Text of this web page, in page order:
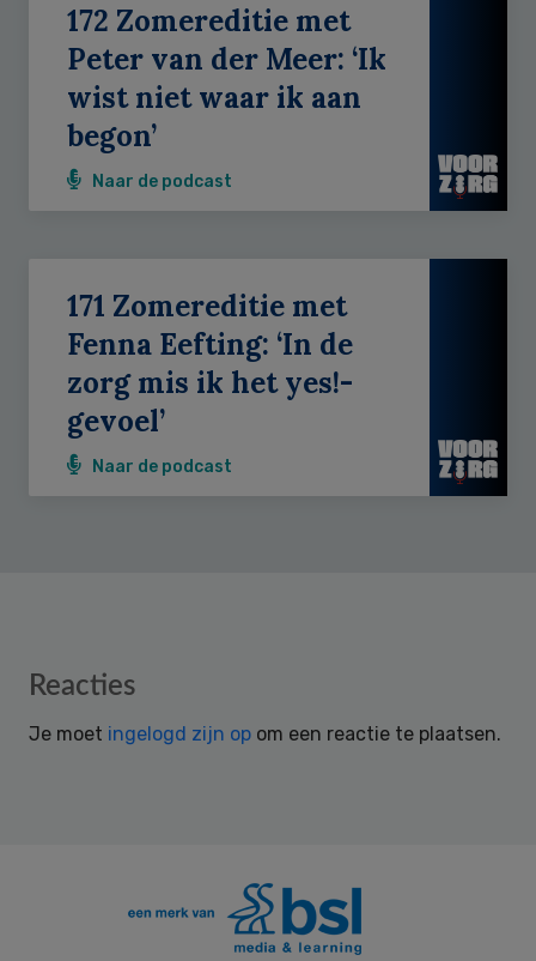
172 Zomereditie met
Peter van der Meer: ‘Ik
wist niet waar ik aan
begon’
Naar de podcast
171 Zomereditie met
Fenna Eefting: ‘In de
zorg mis ik het yes!-
gevoel’
Naar de podcast
Reader
Reacties
Je moet ingelogd zijn op om een reactie te plaatsen.